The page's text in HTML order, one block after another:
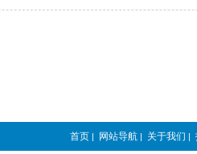
首页 | 网站导航 | 关于我们 |